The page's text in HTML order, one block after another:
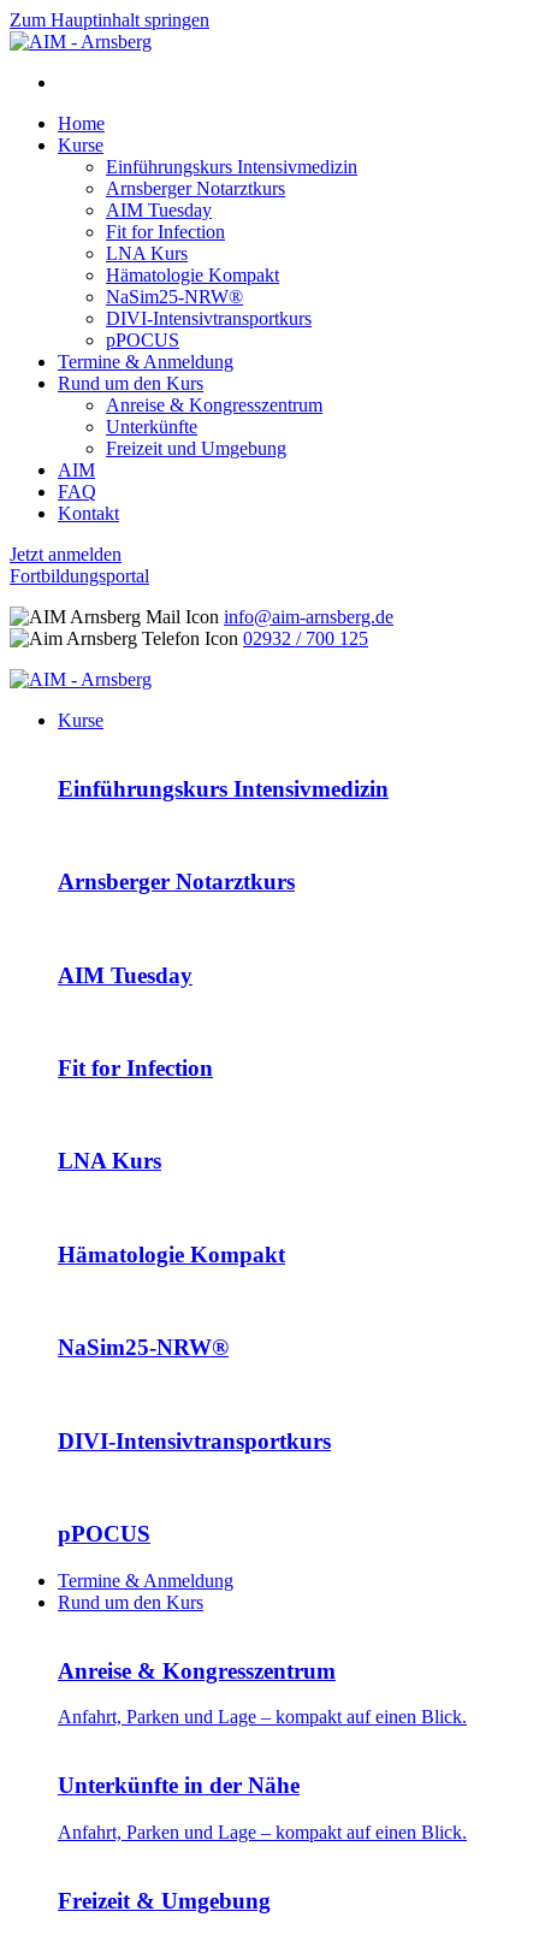
Zum Hauptinhalt springen
Home
Kurse
Einführungskurs Intensivmedizin
Arnsberger Notarztkurs
AIM Tuesday
Fit for Infection
LNA Kurs
Hämatologie Kompakt
NaSim25-NRW®
DIVI-Intensivtransportkurs
pPOCUS
Termine & Anmeldung
Rund um den Kurs
Anreise & Kongresszentrum
Unterkünfte
Freizeit und Umgebung
AIM
FAQ
Kontakt
Jetzt anmelden
Fortbildungsportal
info@aim-arnsberg.de
02932 / 700 125
Kurse
Einführungskurs Intensivmedizin
Arnsberger Notarztkurs
AIM Tuesday
Fit for Infection
LNA Kurs
Hämatologie Kompakt
NaSim25-NRW®
DIVI-Intensivtransportkurs
pPOCUS
Termine & Anmeldung
Rund um den Kurs
Anreise & Kongresszentrum
Anfahrt, Parken und Lage – kompakt auf einen Blick.
Unterkünfte in der Nähe
Anfahrt, Parken und Lage – kompakt auf einen Blick.
Freizeit & Umgebung